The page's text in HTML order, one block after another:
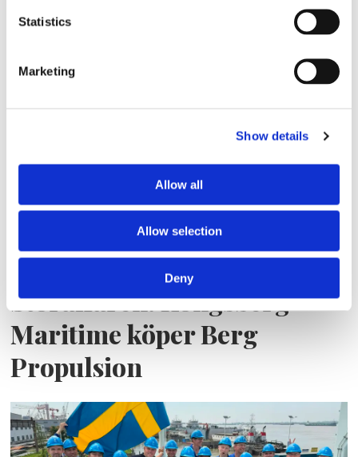
Statistics
Marketing
Show details
Allow all
Allow selection
Deny
Eckerö tyngs av höga
frakten fortsätter växa
Storaffären: Kongsberg
Maritime köper Berg
Propulsion